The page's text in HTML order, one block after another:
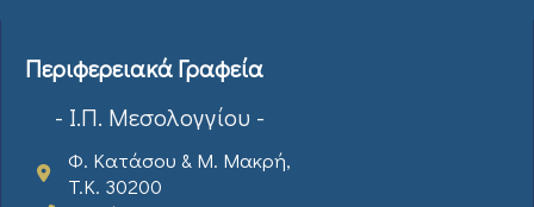
Περιφερειακά Γραφεία
- Ι.Π. Μεσολογγίου -
Φ. Κατάσου & Μ. Μακρή,
T.K. 30200